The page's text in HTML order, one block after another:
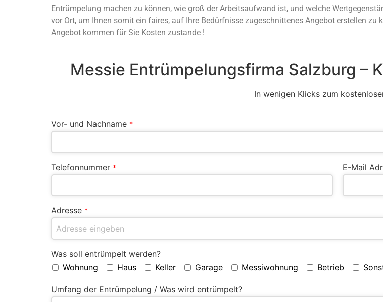
Entrümpelung machen zu können, wie groß der Arbeitsaufwand ist, und welche
vor Ort, um Ihnen somit ein faires, auf Ihre Bedürfnisse zugeschnittenes Angebot erstellen
Angebot kommen für Sie Kosten zustande !
Messie Entrümpelungsfirma Salzburg –
In wenigen Klicks zum
Vor- und Nachname *
Telefonnummer * E-Mail
Adresse *
Was soll entrümpelt werden?
Wohnung
Haus Keller Garage Messiwohnung Betrieb
Umfang der Entrümpelung / Was wird entrümpelt?